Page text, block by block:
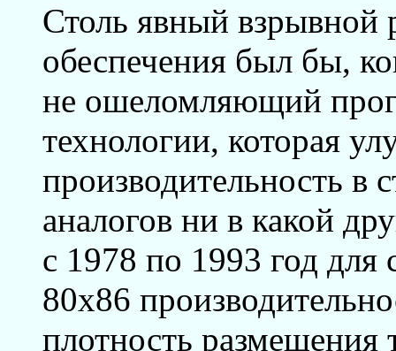
Столь явный взрывной
обеспечения был бы,
не ошеломляющий
технологии, которая
производительность в
аналогов ни в какой
с 1978 по 1993 год для
80х86
плотность размещения